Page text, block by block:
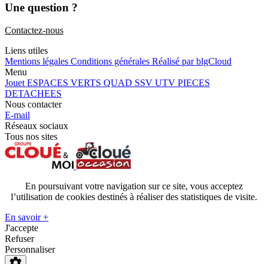
Une question ?
Contactez-nous
Liens utiles
Mentions légales Conditions générales Réalisé par blgCloud
Menu
Jouet ESPACES VERTS QUAD SSV UTV PIECES
DETACHEES
Nous contacter
E-mail
Réseaux sociaux
Tous nos sites
En poursuivant votre navigation sur ce site, vous acceptez
l’utilisation de cookies destinés à réaliser des statistiques de visite.
En savoir +
J'accepte
Refuser
Personnaliser